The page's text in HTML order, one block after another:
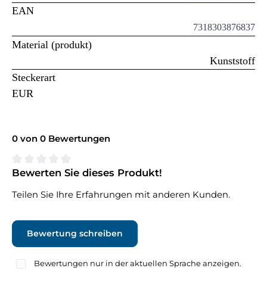
EAN
7318303876837
Material (produkt)
Kunststoff
Steckerart
EUR
0 von 0 Bewertungen
Durchschnittliche Bewertung von 0 von 5 Sternen
Bewerten Sie dieses Produkt!
Teilen Sie Ihre Erfahrungen mit anderen Kunden.
Bewertung schreiben
Bewertungen nur in der aktuellen Sprache anzeigen.